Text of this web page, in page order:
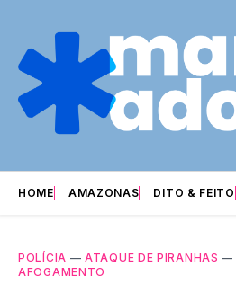
HOME AMAZONAS DITO & FEITO
POLÍCIA —ATAQUE DE PIRANHAS —
AFOGAMENTO